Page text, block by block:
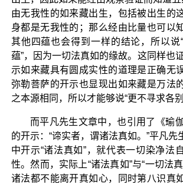
由无我性的如来藏出生，包括被出生的
身都是无我性的；那么经由比量也可以
其他四蕴也会得到一样的结论，所以说
蕴”，因为一切法真如的缘故。这同样也
示如来藏具有圆成实性的道理是正确无
弥勒菩萨的开示也显现出如来藏是万法
之本源相同，所以才能够说“更不寻求各别
而平凡先生文章中，也引用了《瑜
的开示：“谛实者，谓诸法真如。”平凡先
中开示“诸法真如”，就代表一切染净法
性。然而，实际上“诸法真如”与“一切法
诸法都不能离开真如心，同时第八识真